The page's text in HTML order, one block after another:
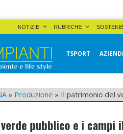
NOTIZIE RUBRICHE
TSPORT
» Produzione » Il patrimonio del
pubblico e i campi